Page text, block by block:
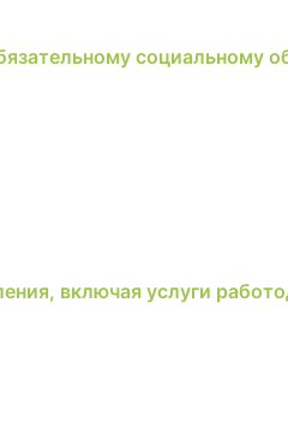
социальному
включая услуги